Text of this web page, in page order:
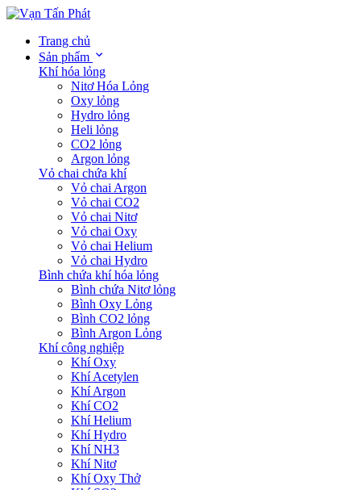
Trang chủ
Sản phẩm
Khí hóa lỏng
Nitơ Hóa Lỏng
Oxy lỏng
Hydro lỏng
Heli lỏng
CO2 lỏng
Argon lỏng
Vỏ chai chứa khí
Vỏ chai Argon
Vỏ chai CO2
Vỏ chai Nitơ
Vỏ chai Oxy
Vỏ chai Helium
Vỏ chai Hydro
Bình chứa khí hóa lỏng
Bình chứa Nitơ lỏng
Bình Oxy Lỏng
Bình CO2 lỏng
Bình Argon Lỏng
Khí công nghiệp
Khí Oxy
Khí Acetylen
Khí Argon
Khí CO2
Khí Helium
Khí Hydro
Khí NH3
Khí Nitơ
Khí Oxy Thở